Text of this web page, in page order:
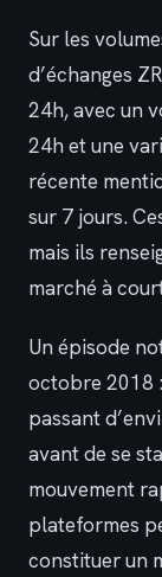
Sur les
d’échanges
24h, avec un
24h et une
récente
sur 7 jours.
mais ils
marché à
Un épisode
octobre 2018
passant
avant de se
mouvement
plateformes
constituer un